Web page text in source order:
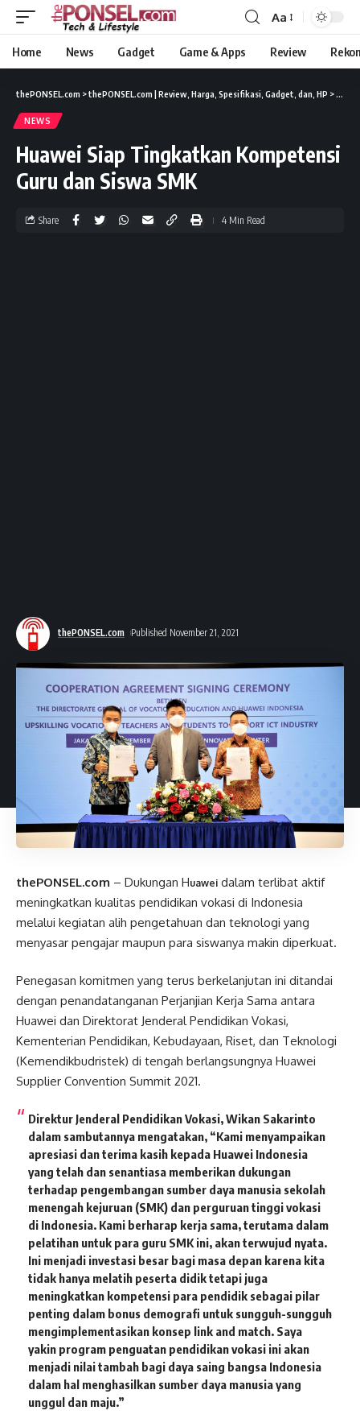
Aa
Home News Gadget Game & Apps Review
thePONSEL.com >thePONSEL.com | Review, Harga, Spesifikasi, Gadget, dan, HP > News
NEWS
Huawei Siap Tingkatkan Kompetensi
Guru dan Siswa SMK
thePONSEL.com Published November 21, 2021
Share 4 Min Read
thePONSEL.com – Dukungan Huawei dalam terlibat aktif
meningkatkan kualitas pendidikan vokasi di Indonesia
melalui kegiatan alih pengetahuan dan teknologi yang
menyasar pengajar maupun para siswanya makin diperkuat.
Penegasan komitmen yang terus berkelanjutan ini ditandai
dengan penandatanganan Perjanjian Kerja Sama antara
Huawei dan Direktorat Jenderal Pendidikan Vokasi,
Kementerian Pendidikan, Kebudayaan, Riset, dan Teknologi
(Kemendikbudristek) di tengah berlangsungnya Huawei
Supplier Convention Summit 2021.
Direktur Jenderal Pendidikan Vokasi, Wikan Sakarinto
dalam sambutannya mengatakan, “Kami menyampaikan
apresiasi dan terima kasih kepada Huawei Indonesia
yang telah dan senantiasa memberikan dukungan
terhadap pengembangan sumber daya manusia sekolah
menengah kejuruan (SMK) dan perguruan tinggi vokasi
di Indonesia. Kami berharap kerja sama, terutama dalam
pelatihan untuk para guru SMK ini, akan terwujud nyata.
Ini menjadi investasi besar bagi masa depan karena kita
tidak hanya melatih peserta didik tetapi juga
meningkatkan kompetensi para pendidik sebagai pilar
penting dalam bonus demografi untuk sungguh-sungguh
mengimplementasikan konsep link and match. Saya
yakin program penguatan pendidikan vokasi ini akan
menjadi nilai tambah bagi daya saing bangsa Indonesia
dalam hal menghasilkan sumber daya manusia yang
unggul dan maju.”